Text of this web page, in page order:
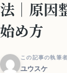
法｜原因
始め方
この記事の執筆者
ユウスケ